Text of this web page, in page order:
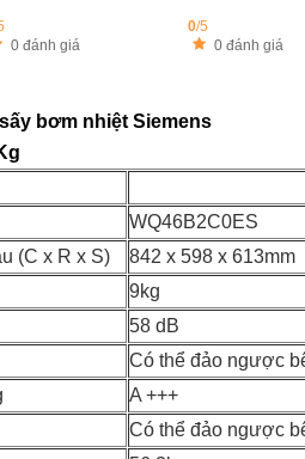
0 đánh giá
0/5
0 đánh giá
bơm nhiệt Siemens
WQ46B2C0ES
(C x R x S)
842 x 598 x 613mm
9kg
58 dB
Có thể đảo ngược
A +++
Có thể đảo ngược